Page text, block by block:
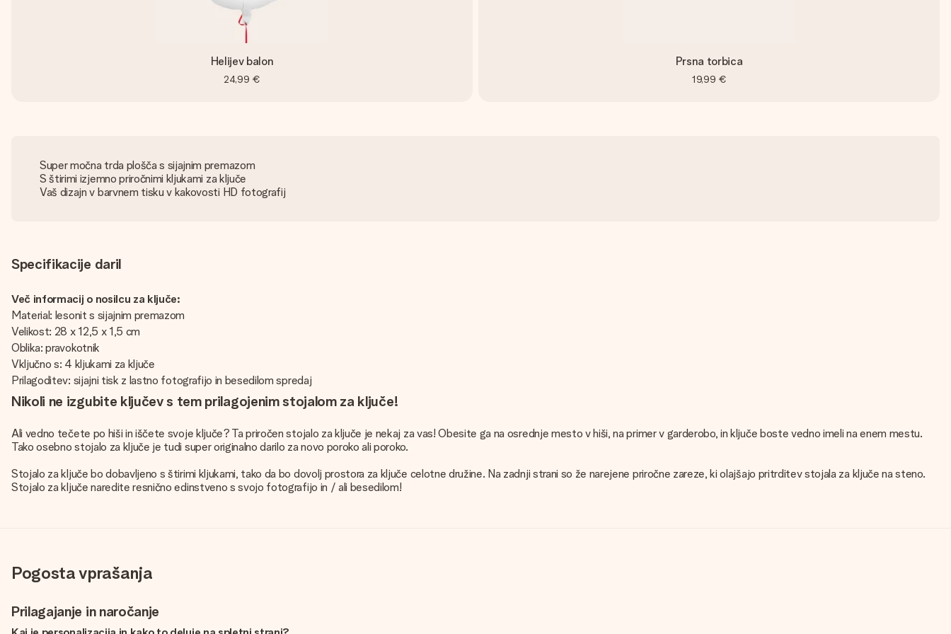
Helijev balon
24,99 €
Prsna torbica
19,99 €
Super močna trda plošča s sijajnim premazom
S štirimi izjemno priročnimi kljukami za ključe
Vaš dizajn v barvnem tisku v kakovosti HD fotografij
Specifikacije daril
Več informacij o nosilcu za ključe:
Material: lesonit s sijajnim premazom
Velikost: 28 x 12,5 x 1,5 cm
Oblika: pravokotnik
Vključno s: 4 kljukami za ključe
Prilagoditev: sijajni tisk z lastno fotografijo in besedilom spredaj
Nikoli ne izgubite ključev s tem prilagojenim stojalom za ključe!
Ali vedno tečete po hiši in iščete svoje ključe? Ta priročen stojalo za ključe je nekaj za vas! Obesite ga na osrednje mesto v hiši, na primer v garderobo, in ključe boste vedno imeli na enem mestu.
Tako osebno stojalo za ključe je tudi super originalno darilo za novo poroko ali poroko.
Stojalo za ključe bo dobavljeno s štirimi kljukami, tako da bo dovolj prostora za ključe celotne družine. Na zadnji strani so že narejene priročne zareze, ki olajšajo pritrditev stojala za ključe na steno.
Stojalo za ključe naredite resnično edinstveno s svojo fotografijo in / ali besedilom!
Pogosta vprašanja
Prilagajanje in naročanje